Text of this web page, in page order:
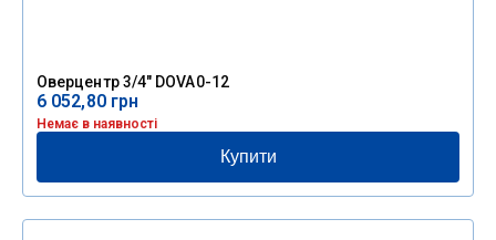
Оверцентр 3/4″ DOVA0-12
6 052,80 грн
Немає в наявності
Купити